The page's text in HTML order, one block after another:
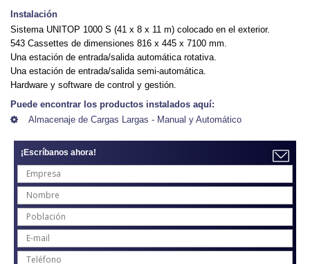
Instalación
Sistema UNITOP 1000 S (41 x 8 x 11 m) colocado en el exterior.
543 Cassettes de dimensiones 816 x 445 x 7100 mm.
Una estación de entrada/salida automática rotativa.
Una estación de entrada/salida semi-automática.
Hardware y software de control y gestión.
Puede encontrar los productos instalados aquí:
Almacenaje de Cargas Largas - Manual y Automático
¡Escríbanos ahora!